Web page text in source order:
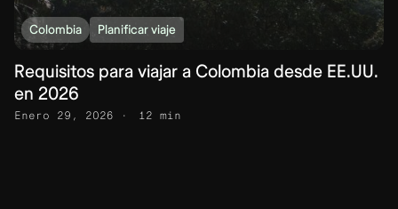
Colombia Planificar viaje
Requisitos para viajar a Colombia desde EE.UU.
en 2026
Enero 29, 2026 12 min